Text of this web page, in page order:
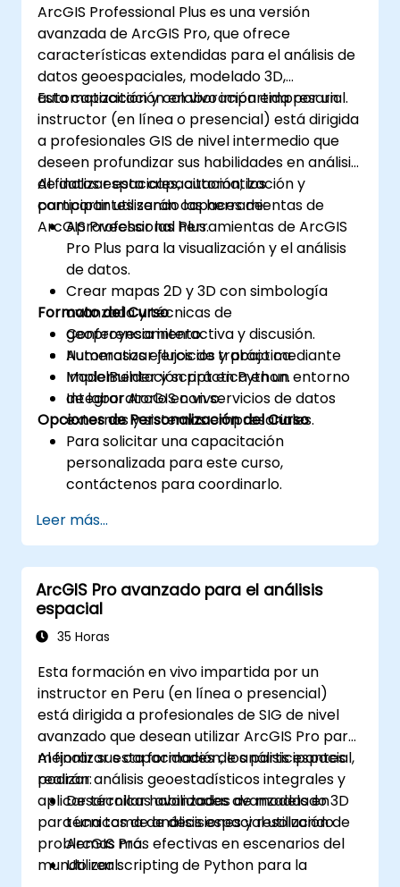
ArcGIS Professional Plus es una versión
avanzada de ArcGIS Pro, que ofrece
características extendidas para el análisis de
datos geoespaciales, modelado 3D,
automatización y colaboración empresarial.
Esta capacitación en vivo impartida por un
instructor (en línea o presencial) está dirigida
a profesionales GIS de nivel intermedio que
deseen profundizar sus habilidades en análisis
de datos espaciales, automatización y
compartir utilizando las herramientas de
ArcGIS Professional Plus.
Al finalizar esta capacitación, los
participantes serán capaces de:
Aprovechar las herramientas de ArcGIS
Pro Plus para la visualización y el análisis
de datos.
Crear mapas 2D y 3D con simbología
avanzada y técnicas de
geoproyesamiento.
Automatizar flujos de trabajo mediante
ModelBuilder y script en Python.
Integrar ArcGIS con servicios de datos
externos y sistemas empresariales.
Formato del Curso
Conferencia interactiva y discusión.
Numerosos ejercicios y práctica.
Implementación práctica en un entorno
de laboratorio en vivo.
Opciones de Personalización del Curso
Para solicitar una capacitación
personalizada para este curso,
contáctenos para coordinarlo.
Leer más...
ArcGIS Pro avanzado para el análisis
espacial
35 Horas
Esta formación en vivo impartida por un
instructor en Peru (en línea o presencial)
está dirigida a profesionales de SIG de nivel
avanzado que desean utilizar ArcGIS Pro para
mejorar sus capacidades de análisis espacial,
realizar análisis geoestadísticos integrales y
aplicar técnicas avanzadas de modelado 3D
para una toma de decisiones y resolución de
problemas más efectivas en escenarios del
mundo real.
Al finalizar esta formación, los participantes
podrán:
Desarrollar habilidades avanzadas en
técnicas de análisis espacial utilizando
ArcGIS Pro.
Utilizar scripting de Python para la